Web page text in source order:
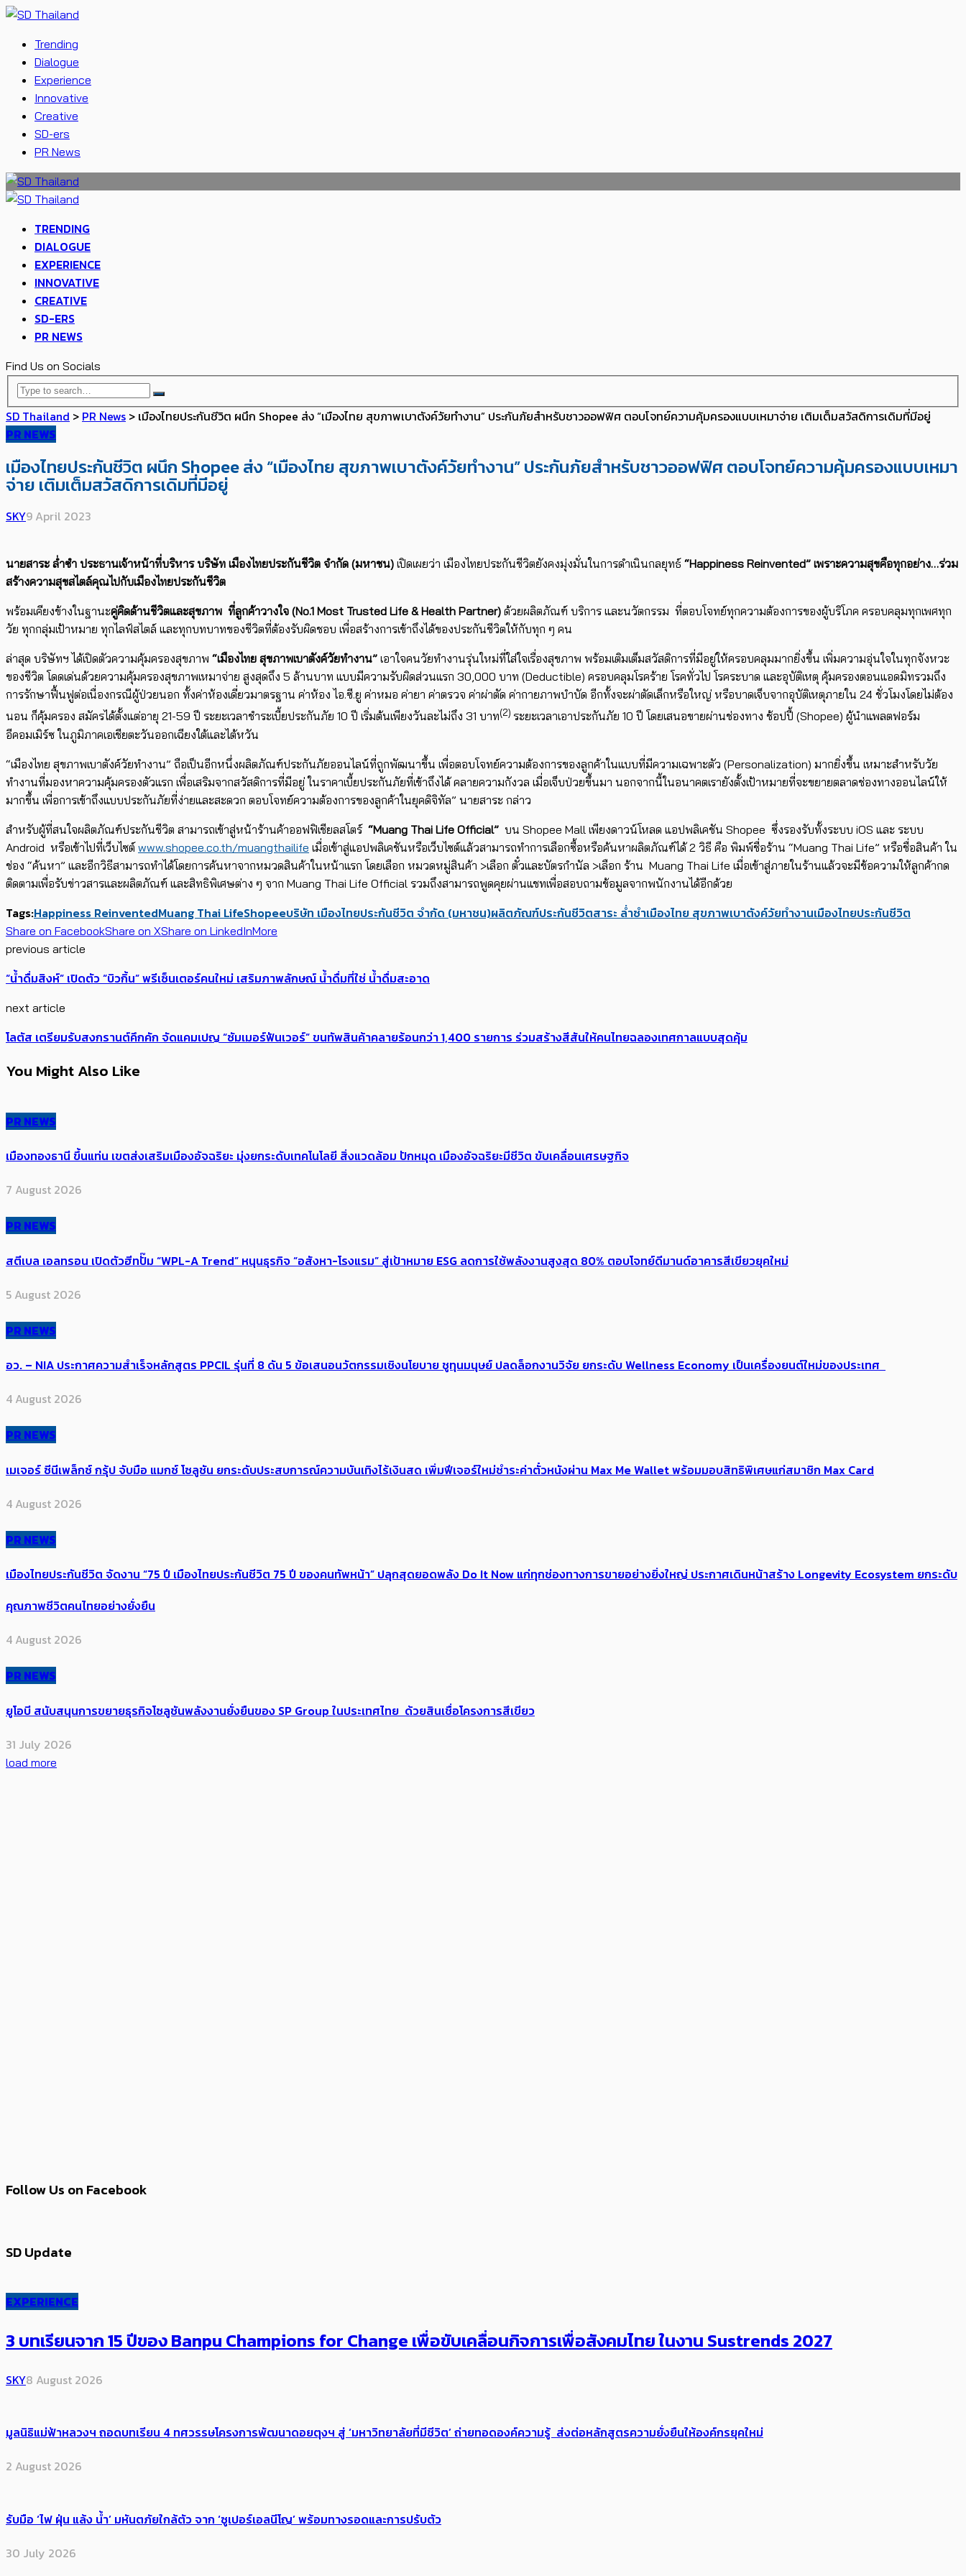
Trending
Dialogue
Experience
Innovative
Creative
SD-ers
PR News
TRENDING
DIALOGUE
EXPERIENCE
INNOVATIVE
CREATIVE
SD-ERS
PR NEWS
Find Us on Socials
SD Thailand > PR News > เมืองไทยประกันชีวิต ผนึก Shopee ส่ง “เมืองไทย สุขภาพเบาตังค์วัยทำงาน” ประกันภัยสำหรับชาวออฟฟิศ ตอบโจทย์ความคุ้มครองแบบเหมาจ่าย เติมเต็มสวัสดิการเดิมที่มีอยู่
PR NEWS
เมืองไทยประกันชีวิต ผนึก Shopee ส่ง “เมืองไทย สุขภาพเบาตังค์วัยทำงาน” ประกันภัยสำหรับชาวออฟฟิศ ตอบโจทย์ความคุ้มครองแบบเหมา
จ่าย เติมเต็มสวัสดิการเดิมที่มีอยู่
SKY9 April 2023
นายสาระ ล่ำซำ ประธานเจ้าหน้าที่บริหาร บริษัท เมืองไทยประกันชีวิต จำกัด (มหาชน) เปิดเผยว่า เมืองไทยประกันชีวิตยังคงมุ่งมั่นในการดำเนินกลยุทธ์ “Happiness Reinvented” เพราะความสุขคือทุกอย่าง…ร่วม
สร้างความสุขสไตล์คุณไปกับเมืองไทยประกันชีวิต
พร้อมเคียงข้างในฐานะคู่คิดด้านชีวิตและสุขภาพ ที่ลูกค้าวางใจ (No.1 Most Trusted Life & Health Partner) ด้วยผลิตภัณฑ์ บริการ และนวัตกรรม ที่ตอบโจทย์ทุกความต้องการของผู้บริโภค ครอบคลุมทุกเพศทุก
วัย ทุกกลุ่มเป้าหมาย ทุกไลฟ์สไตล์ และทุกบทบาทของชีวิตที่ต้องรับผิดชอบ เพื่อสร้างการเข้าถึงได้ของประกันชีวิตให้กับทุก ๆ คน
ล่าสุด บริษัทฯ ได้เปิดตัวความคุ้มครองสุขภาพ “เมืองไทย สุขภาพเบาตังค์วัยทำงาน” เอาใจคนวัยทำงานรุ่นใหม่ที่ใส่ใจเรื่องสุขภาพ พร้อมเติมเต็มสวัสดิการที่มีอยู่ให้ครอบคลุมมากยิ่งขึ้น เพิ่มความอุ่นใจในทุกจังหวะ
ของชีวิต โดดเด่นด้วยความคุ้มครองสุขภาพเหมาจ่าย สูงสุดถึง 5 ล้านบาท แบบมีความรับผิดส่วนแรก 30,000 บาท (Deductible) ครอบคลุมโรคร้าย โรคทั่วไป โรคระบาด และอุบัติเหตุ คุ้มครองตอนแอดมิทรวมถึง
การรักษาฟื้นฟูต่อเนื่องกรณีผู้ป่วยนอก ทั้งค่าห้องเดี่ยวมาตรฐาน ค่าห้อง ไอ.ซี.ยู ค่าหมอ ค่ายา ค่าตรวจ ค่าผ่าตัด ค่ากายภาพบำบัด อีกทั้งจะผ่าตัดเล็กหรือใหญ่ หรือบาดเจ็บจากอุบัติเหตุภายใน 24 ชั่วโมงโดยไม่ต้อง
นอน ก็คุ้มครอง สมัครได้ตั้งแต่อายุ 21-59 ปี ระยะเวลาชำระเบี้ยประกันภัย 10 ปี เริ่มต้นเพียงวันละไม่ถึง 31 บาท(2) ระยะเวลาเอาประกันภัย 10 ปี โดยเสนอขายผ่านช่องทาง ช้อปปี้ (Shopee) ผู้นำแพลตฟอร์ม
อีคอมเมิร์ซ ในภูมิภาคเอเชียตะวันออกเฉียงใต้และไต้หวัน
“เมืองไทย สุขภาพเบาตังค์วัยทำงาน” ถือเป็นอีกหนึ่งผลิตภัณฑ์ประกันภัยออนไลน์ที่ถูกพัฒนาขึ้น เพื่อตอบโจทย์ความต้องการของลูกค้าในแบบที่มีความเฉพาะตัว (Personalization) มากยิ่งขึ้น เหมาะสำหรับวัย
ทำงานที่มองหาความคุ้มครองตัวแรก เพื่อเสริมจากสวัสดิการที่มีอยู่ ในราคาเบี้ยประกันภัยที่เข้าถึงได้ คลายความกังวล เมื่อเจ็บป่วยขึ้นมา นอกจากนี้ในอนาคตเรายังตั้งเป้าหมายที่จะขยายตลาดช่องทางออนไลน์ให้
มากขึ้น เพื่อการเข้าถึงแบบประกันภัยที่ง่ายและสะดวก ตอบโจทย์ความต้องการของลูกค้าในยุคดิจิทัล” นายสาระ กล่าว
สำหรับผู้ที่สนใจผลิตภัณฑ์ประกันชีวิต สามารถเข้าสู่หน้าร้านค้าออฟฟิเชียลสโตร์ “Muang Thai Life Official” บน Shopee Mall เพียงดาวน์โหลด แอปพลิเคชัน Shopee ซึ่งรองรับทั้งระบบ iOS และ ระบบ
Android หรือเข้าไปที่เว็บไซต์www.shopee.co.th/muangthailife เมื่อเข้าสู่แอปพลิเคชันหรือเว็บไซต์แล้วสามารถทำการเลือกซื้อหรือค้นหาผลิตภัณฑ์ได้ 2 วิธี คือ พิมพ์ชื่อร้าน “Muang Thai Life” หรือชื่อสินค้า ใน
ช่อง “ค้นหา” และอีกวิธีสามารถทำได้โดยการค้นหาจากหมวดสินค้าในหน้าแรก โดยเลือก หมวดหมู่สินค้า >เลือก ตั๋วและบัตรกำนัล >เลือก ร้าน Muang Thai Life เมื่อเข้าสู่ภายในร้านแล้วจะมีข้อความให้ลูกค้ากด
ติดตามเพื่อรับข่าวสารและผลิตภัณฑ์ และสิทธิพิเศษต่าง ๆ จาก Muang Thai Life Official รวมถึงสามารถพูดคุยผ่านแชทเพื่อสอบถามข้อมูลจากพนักงานได้อีกด้วย
Tags:Happiness ReinventedMuang Thai LifeShopeeบริษัท เมืองไทยประกันชีวิต จำกัด (มหาชน)ผลิตภัณฑ์ประกันชีวิตสาระ ล่ำซำเมืองไทย สุขภาพเบาตังค์วัยทำงานเมืองไทยประกันชีวิต
Share on FacebookShare on XShare on LinkedInMore
previous article
“น้ำดื่มสิงห์” เปิดตัว “บิวกิ้น” พรีเซ็นเตอร์คนใหม่ เสริมภาพลักษณ์ น้ำดื่มที่ใช่ น้ำดื่มสะอาด
next article
โลตัส เตรียมรับสงกรานต์คึกคัก จัดแคมเปญ “ซัมเมอร์ฟันเวอร์” ขนทัพสินค้าคลายร้อนกว่า 1,400 รายการ ร่วมสร้างสีสันให้คนไทยฉลองเทศกาลแบบสุดคุ้ม
You Might Also Like
PR NEWS
เมืองทองธานี ขึ้นแท่น เขตส่งเสริมเมืองอัจฉริยะ มุ่งยกระดับเทคโนโลยี สิ่งแวดล้อม ปักหมุด เมืองอัจฉริยะมีชีวิต ขับเคลื่อนเศรษฐกิจ
7 August 2026
PR NEWS
สตีเบล เอลทรอน เปิดตัวฮีทปั๊ม “WPL-A Trend” หนุนธุรกิจ “อสังหา-โรงแรม” สู่เป้าหมาย ESG ลดการใช้พลังงานสูงสุด 80% ตอบโจทย์ดีมานด์อาคารสีเขียวยุคใหม่
5 August 2026
PR NEWS
อว. – NIA ประกาศความสำเร็จหลักสูตร PPCIL รุ่นที่ 8 ดัน 5 ข้อเสนอนวัตกรรมเชิงนโยบาย ชูทุนมนุษย์ ปลดล็อกงานวิจัย ยกระดับ Wellness Economy เป็นเครื่องยนต์ใหม่ของประเทศ
4 August 2026
PR NEWS
เมเจอร์ ซีนีเพล็กซ์ กรุ้ป จับมือ แมกซ์ โซลูชัน ยกระดับประสบการณ์ความบันเทิงไร้เงินสด เพิ่มฟีเจอร์ใหม่ชำระค่าตั๋วหนังผ่าน Max Me Wallet พร้อมมอบสิทธิพิเศษแก่สมาชิก Max Card
4 August 2026
PR NEWS
เมืองไทยประกันชีวิต จัดงาน “75 ปี เมืองไทยประกันชีวิต 75 ปี ของคนทัพหน้า” ปลุกสุดยอดพลัง Do It Now แก่ทุกช่องทางการขายอย่างยิ่งใหญ่ ประกาศเดินหน้าสร้าง Longevity Ecosystem ยกระดับ
คุณภาพชีวิตคนไทยอย่างยั่งยืน
4 August 2026
PR NEWS
ยูโอบี สนับสนุนการขยายธุรกิจโซลูชันพลังงานยั่งยืนของ SP Group ในประเทศไทย ด้วยสินเชื่อโครงการสีเขียว
31 July 2026
load more
Follow Us on Facebook
SD Update
EXPERIENCE
3 บทเรียนจาก 15 ปีของ Banpu Champions for Change เพื่อขับเคลื่อนกิจการเพื่อสังคมไทย ในงาน Sustrends 2027
SKY8 August 2026
มูลนิธิแม่ฟ้าหลวงฯ ถอดบทเรียน 4 ทศวรรษโครงการพัฒนาดอยตุงฯ สู่ ‘มหาวิทยาลัยที่มีชีวิต’ ถ่ายทอดองค์ความรู้ ส่งต่อหลักสูตรความยั่งยืนให้องค์กรยุคใหม่
2 August 2026
รับมือ ‘ไฟ ฝุ่น แล้ง น้ำ’ มหันตภัยใกล้ตัว จาก ‘ซูเปอร์เอลนีโญ’ พร้อมทางรอดและการปรับตัว
30 July 2026